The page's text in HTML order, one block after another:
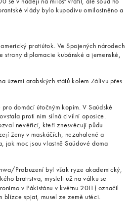
vlády bylo kupodivu omilostněno a
protiútok. Ve Spojených národech
diplomacie kubánské a jemenské,
území arabských států kolem Zálivu přes
domácí útočným kopím. V Saúdské
proti nim silná civilní oposice.
nevěřící, kteří znesvěcují půdu
ženy v maskáčích, nezahalené a
jak moc jsou vlastně Saúdové doma
Probuzení byl však ryze akademický,
bratrstva, mysleli už na válku se
v Pákistánu v květnu 2011) označil
spjat, musel ze země utéci.